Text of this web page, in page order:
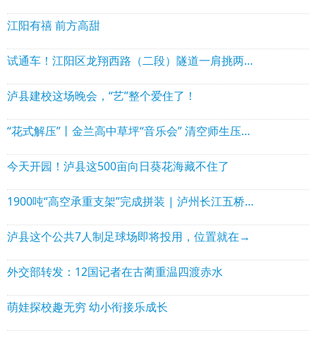
江阳有禧 前方高甜
试通车！江阳区龙翔西路（二段）隧道一肩挑两片
泸县建校这场晚会，“艺”整个爱住了！
“花式解压”丨金兰高中草坪“音乐会” 清空师生压力“脑容量”
今天开园！泸县这500亩向日葵花海藏不住了
1900吨“高空承重支架”完成拼装 | 泸州长江五桥南北两岸缆塔封顶
泸县这个公共7人制足球场即将投用，位置就在→
外交部转发：12国记者在古蔺重温四渡赤水
萌娃探校趣无穷 幼小衔接乐成长